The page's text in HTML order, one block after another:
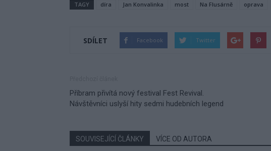
TAGY díra Jan Konvalinka most Na Flusárně oprava
SDÍLET Facebook Twitter
Příbram přivítá nový festival Fest Revival.
Návštěvníci uslyší hity sedmi hudebních legend
SOUVISEJÍCÍ ČLÁNKY VÍCE OD AUTORA